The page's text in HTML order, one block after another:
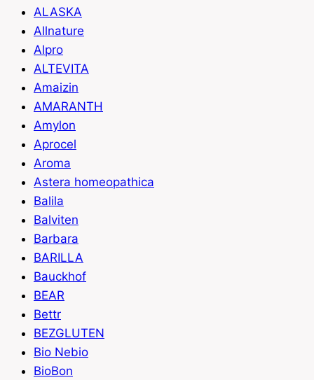
ALASKA
Allnature
Alpro
ALTEVITA
Amaizin
AMARANTH
Amylon
Aprocel
Aroma
Astera homeopathica
Balila
Balviten
Barbara
BARILLA
Bauckhof
BEAR
Bettr
BEZGLUTEN
Bio Nebio
BioBon